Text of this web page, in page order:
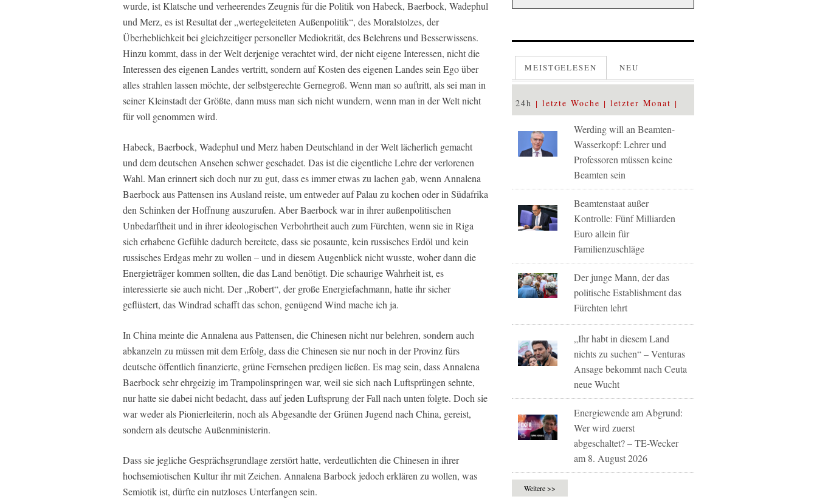
wurde, ist Klatsche und verheerendes Zeugnis für die Politik von Habeck, Baerbock, Wadephul
und Merz, es ist Resultat der „wertegeleiteten Außenpolitik“, des Moralstolzes, der
Überheblichkeit bei gleichzeitiger personeller Mediokrität, des Belehrens und Besserwissens.
Hinzu kommt, dass in der Welt derjenige verachtet wird, der nicht eigene Interessen, nicht die
Interessen des eigenen Landes vertritt, sondern auf Kosten des eigenen Landes sein Ego über
alles strahlen lassen möchte, der selbstgerechte Gernegroß. Wenn man so auftritt, als sei man in
seiner Kleinstadt der Größte, dann muss man sich nicht wundern, wenn man in der Welt nicht
für voll genommen wird.
Habeck, Baerbock, Wadephul und Merz haben Deutschland in der Welt lächerlich gemacht
und dem deutschen Ansehen schwer geschadet. Das ist die eigentliche Lehre der verlorenen
Wahl. Man erinnert sich doch nur zu gut, dass es immer etwas zu lachen gab, wenn Annalena
Baerbock aus Pattensen ins Ausland reiste, um entweder auf Palau zu kochen oder in Südafrika
den Schinken der Hoffnung auszurufen. Aber Baerbock war in ihrer außenpolitischen
Unbedarftheit und in ihrer ideologischen Verbohrtheit auch zum Fürchten, wenn sie in Riga
sich erhabene Gefühle dadurch bereitete, dass sie posaunte, kein russisches Erdöl und kein
russisches Erdgas mehr zu wollen – und in diesem Augenblick nicht wusste, woher dann die
Energieträger kommen sollten, die das Land benötigt. Die schaurige Wahrheit ist, es
interessierte sie auch nicht. Der „Robert“, der große Energiefachmann, hatte ihr sicher
geflüstert, das Windrad schafft das schon, genügend Wind mache ich ja.
In China meinte die Annalena aus Pattensen, die Chinesen nicht nur belehren, sondern auch
abkanzeln zu müssen mit dem Erfolg, dass die Chinesen sie nur noch in der Provinz fürs
deutsche öffentlich finanzierte, grüne Fernsehen predigen ließen. Es mag sein, dass Annalena
Baerbock sehr ehrgeizig im Trampolinspringen war, weil sie sich nach Luftsprüngen sehnte,
nur hatte sie dabei nicht bedacht, dass auf jeden Luftsprung der Fall nach unten folgte. Doch sie
war weder als Pionierleiterin, noch als Abgesandte der Grünen Jugend nach China, gereist,
sondern als deutsche Außenministerin.
Dass sie jegliche Gesprächsgrundlage zerstört hatte, verdeutlichten die Chinesen in ihrer
hochsemiotischen Kultur ihr mit Zeichen. Annalena Barbock jedoch erklären zu wollen, was
Semiotik ist, dürfte ein nutzloses Unterfangen sein.
MEISTGELESEN NEU
24h letzte Woche letzter Monat
Werding will an Beamten-
Wasserkopf: Lehrer und
Professoren müssen keine
Beamten sein
Beamtenstaat außer
Kontrolle: Fünf Milliarden
Euro allein für
Familienzuschläge
Der junge Mann, der das
politische Establishment das
Fürchten lehrt
„Ihr habt in diesem Land
nichts zu suchen“ – Venturas
Ansage bekommt nach Ceuta
neue Wucht
Energiewende am Abgrund:
Wer wird zuerst
abgeschaltet? – TE-Wecker
am 8. August 2026
Weitere >>